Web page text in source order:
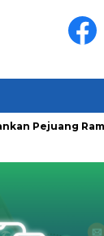
Ramadan